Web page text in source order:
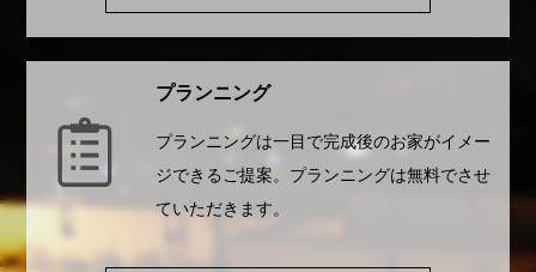
プランニング
プランニングは一目で完成後のお家がイメー
ジできるご提案。プランニングは無料でさせ
ていただきます。